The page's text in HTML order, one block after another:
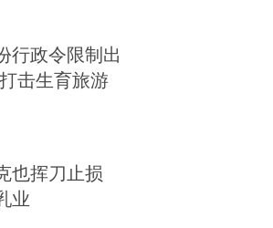
行政令限制出
击生育旅游
也挥刀止损
业